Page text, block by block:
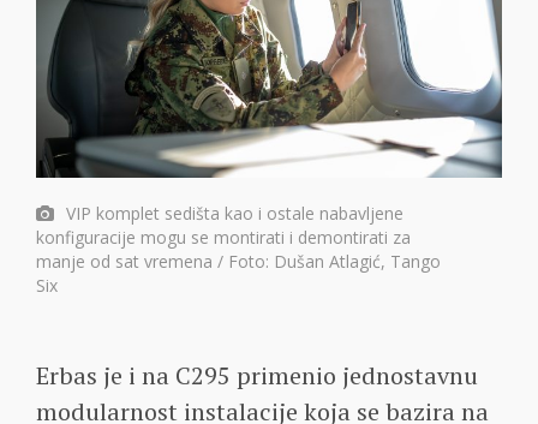
VIP komplet sedišta kao i ostale nabavljene
konfiguracije mogu se montirati i demontirati za
manje od sat vremena / Foto: Dušan Atlagić, Tango
Six
Erbas je i na C295 primenio jednostavnu
modularnost instalacije koja se bazira na